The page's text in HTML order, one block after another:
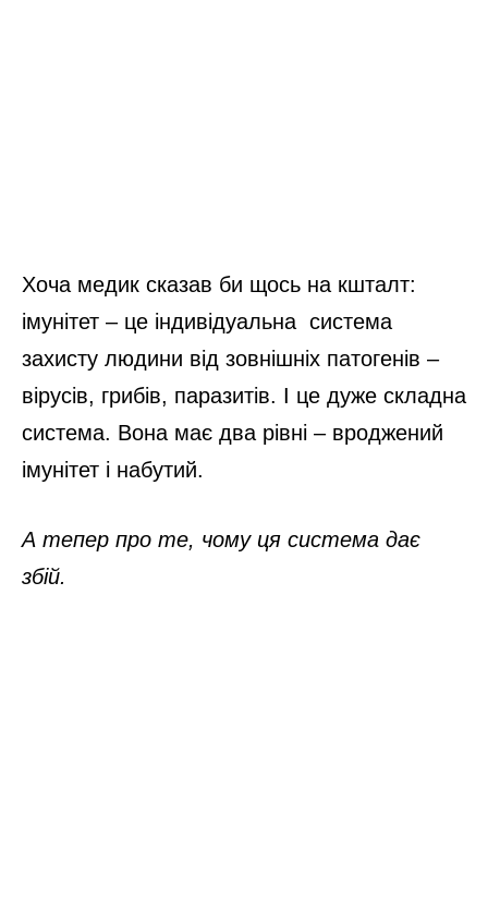
Хоча медик сказав би щось на кшталт:
імунітет – це індивідуальна система
захисту людини від зовнішніх патогенів –
вірусів, грибів, паразитів. І це дуже складна
система. Вона має два рівні – вроджений
імунітет і набутий.
А тепер про те, чому ця система дає
збій.